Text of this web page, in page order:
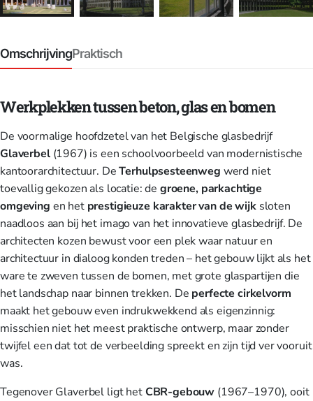
OmschrijvingPraktisch
Werkplekken tussen beton, glas en bomen
De voormalige hoofdzetel van het Belgische glasbedrijf
Glaverbel(1967) is een schoolvoorbeeld van modernistische
kantoorarchitectuur. DeTerhulpsesteenweg werd niet
toevallig gekozen als locatie: de groene, parkachtige
omgeving en het prestigieuze karakter van de wijksloten
naadloos aan bij het imago van het innovatieve glasbedrijf. De
architecten kozen bewust voor een plek waar natuur en
architectuur in dialoog konden treden – het gebouw lijkt als het
ware te zweven tussen de bomen, met grote glaspartijen die
het landschap naar binnen trekken. De perfecte cirkelvorm
maakt het gebouw even indrukwekkend als eigenzinnig:
misschien niet het meest praktische ontwerp, maar zonder
twijfel een dat tot de verbeelding spreekt en zijn tijd ver vooruit
was.
Tegenover Glaverbel ligt hetCBR-gebouw (1967–1970), ooit